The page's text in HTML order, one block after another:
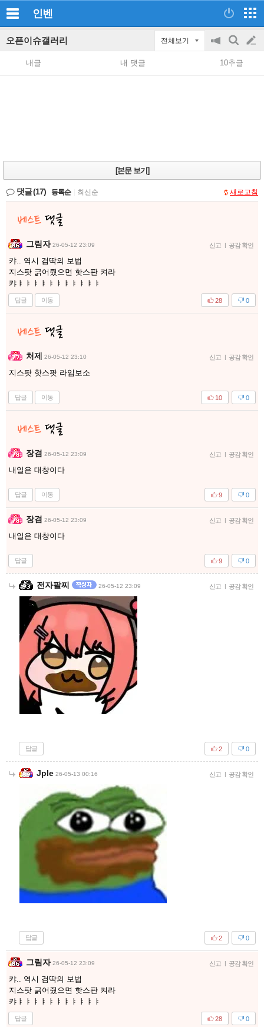
인벤
오픈이슈갤러리 전체보기
공
지
on/off
검
색
글
쓰
내글 내 댓글 10추글
[본문 보기]
댓글(17) 등록순 최신순 새로고침
그림자 26-05-12 23:09 신고 | 공감 확인
캬.. 역시 검딱의 보법
지스팟 긁어줬으면 핫스판 켜라
캬ㅑㅑㅑㅑㅑㅑㅑㅑㅑㅑㅑ
답글 이동 0
28
처제 26-05-12 23:10 신고 | 공감 확인
지스팟 핫스팟 라임보소
답글 이동 0
10
장겸 26-05-12 23:09 신고 | 공감 확인
내일은 대창이다
답글 이동 0
9
장겸 26-05-12 23:09 신고 | 공감 확인
내일은 대창이다
답글 0
9
전자팔찌 26-05-12 23:09 신고 | 공감 확인
답글 0
2
Jple 26-05-13 00:16 신고 | 공감 확인
답글 0
2
그림자 26-05-12 23:09 신고 | 공감 확인
캬.. 역시 검딱의 보법
지스팟 긁어줬으면 핫스판 켜라
캬ㅑㅑㅑㅑㅑㅑㅑㅑㅑㅑㅑ
답글 0
28